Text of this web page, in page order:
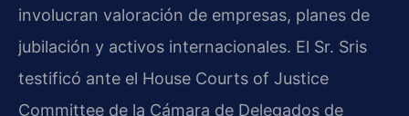
involucran valoración de empresas, planes de
jubilación y activos internacionales. El Sr. Sris
testificó ante el House Courts of Justice
Committee de la Cámara de Delegados de